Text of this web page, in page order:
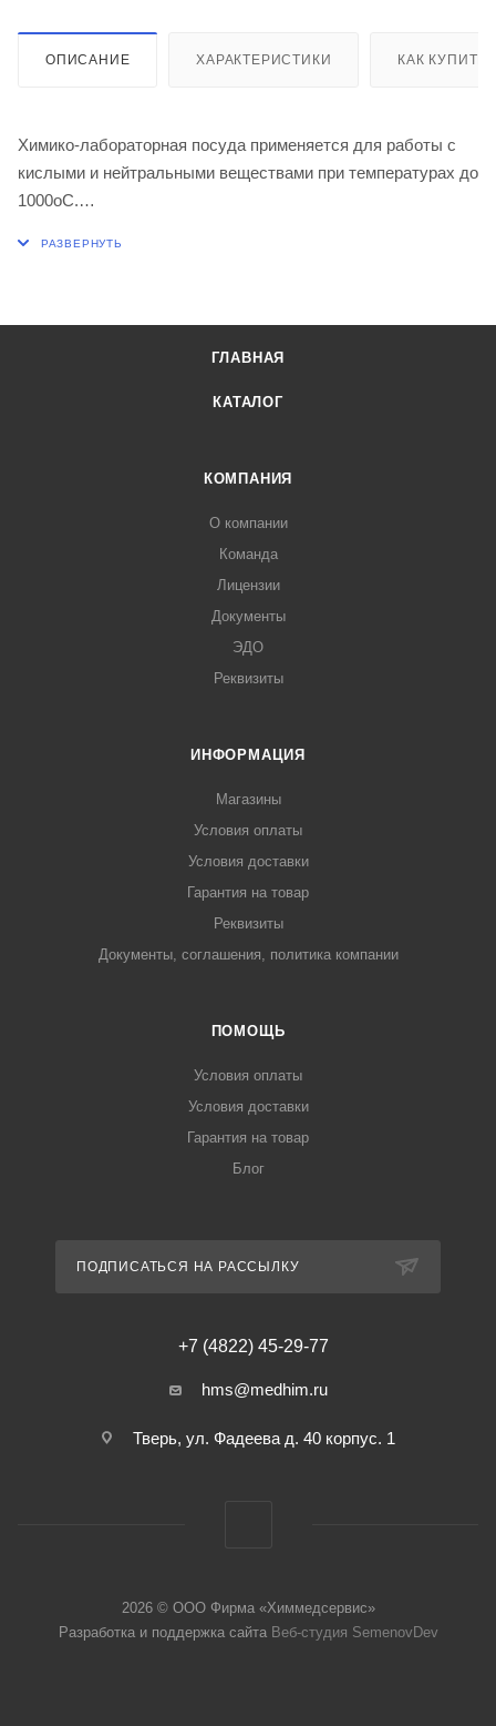
ОПИСАНИЕ ХАРАКТЕРИСТИКИ КАК КУПИТЬ
Химико-лабораторная посуда применяется для работы с
кислыми и нейтральными веществами при температурах до
1000оС.
температуры 800±20оС с последуюшим охлаждением в
ГЛАВНАЯ
КАТАЛОГ
КОМПАНИЯ
О компании
Команда
Лицензии
Документы
ЭДО
Реквизиты
ИНФОРМАЦИЯ
Магазины
Условия оплаты
Условия доставки
Гарантия на товар
Реквизиты
Документы, соглашения, политика компании
ПОМОЩЬ
Условия оплаты
Условия доставки
Гарантия на товар
Блог
ПОДПИСАТЬСЯ НА РАССЫЛКУ
+7 (4822) 45-29-77
hms@medhim.ru
Тверь, ул. Фадеева д. 40 корпус. 1
2026 © ООО Фирма «Химмедсервис»
Разработка и поддержка сайта Веб-студия SemenovDev